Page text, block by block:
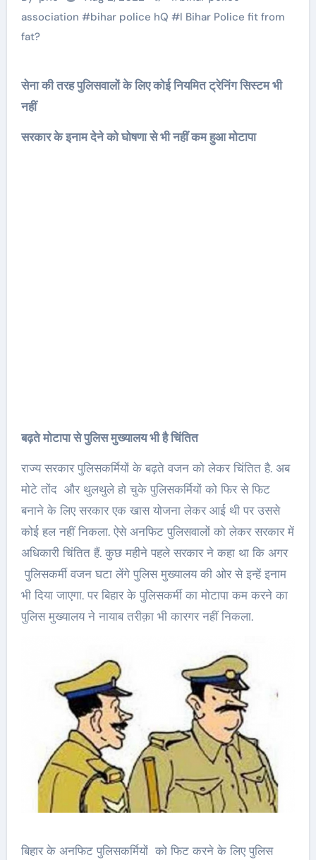
association #bihar police hQ #l Bihar Police fit from
fat?
सेना की तरह पुलिसवालों के लिए कोई नियमित ट्रेनिंग सिस्टम भी
नहीं
सरकार के इनाम देने को घोषणा से भी नहीं कम हुआ मोटापा
बढ़ते मोटापा से पुलिस मुख्यालय भी है चिंतित
राज्य सरकार पुलिसकर्मियों के बढ़ते वजन को लेकर चिंतित है. अब
मोटे तोंद और थुलथुले हो चुके पुलिसकर्मियों को फिर से फिट
बनाने के लिए सरकार एक खास योजना लेकर आई थी पर उससे
कोई हल नहीं निकला. ऐसे अनफिट पुलिसवालों को लेकर सरकार में
अधिकारी चिंतित हैं. कुछ महीने पहले सरकार ने कहा था कि अगर
पुलिसकर्मी वजन घटा लेंगे पुलिस मुख्यालय की ओर से इन्हें इनाम
भी दिया जाएगा. पर बिहार के पुलिसकर्मी का मोटापा कम करने का
पुलिस मुख्यालय ने नायाब तरीक़ा भी कारगर नहीं निकला.
बिहार के अनफिट पुलिसकर्मियों को फिट करने के लिए पुलिस